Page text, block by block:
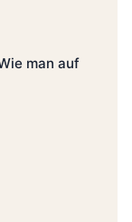
man auf